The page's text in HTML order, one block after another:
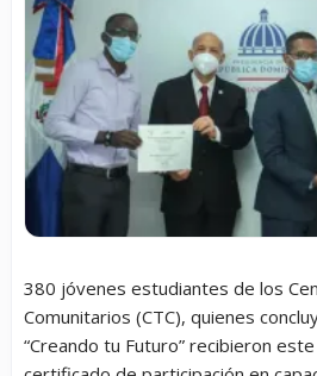
380 jóvenes estudiantes de los
Comunitarios (CTC), quienes
“Creando tu Futuro” recibieron